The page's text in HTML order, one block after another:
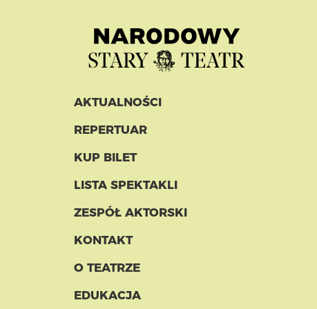
AKTUALNOŚCI
REPERTUAR
KUP BILET
LISTA SPEKTAKLI
ZESPÓŁ AKTORSKI
KONTAKT
O TEATRZE
EDUKACJA